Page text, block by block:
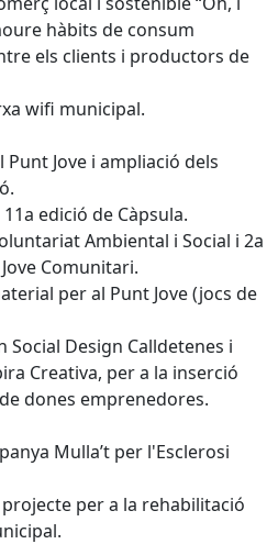
hàbits de consum
els clients i productors de
wifi municipal.
Punt Jove i ampliació dels
edició de Càpsula.
Ambiental i Social i 2a
Comunitari.
per al Punt Jove (jocs de
Social Design Calldetenes i
Creativa, per a la inserció
dones emprenedores.
Mulla’t per l'Esclerosi
per a la rehabilitació